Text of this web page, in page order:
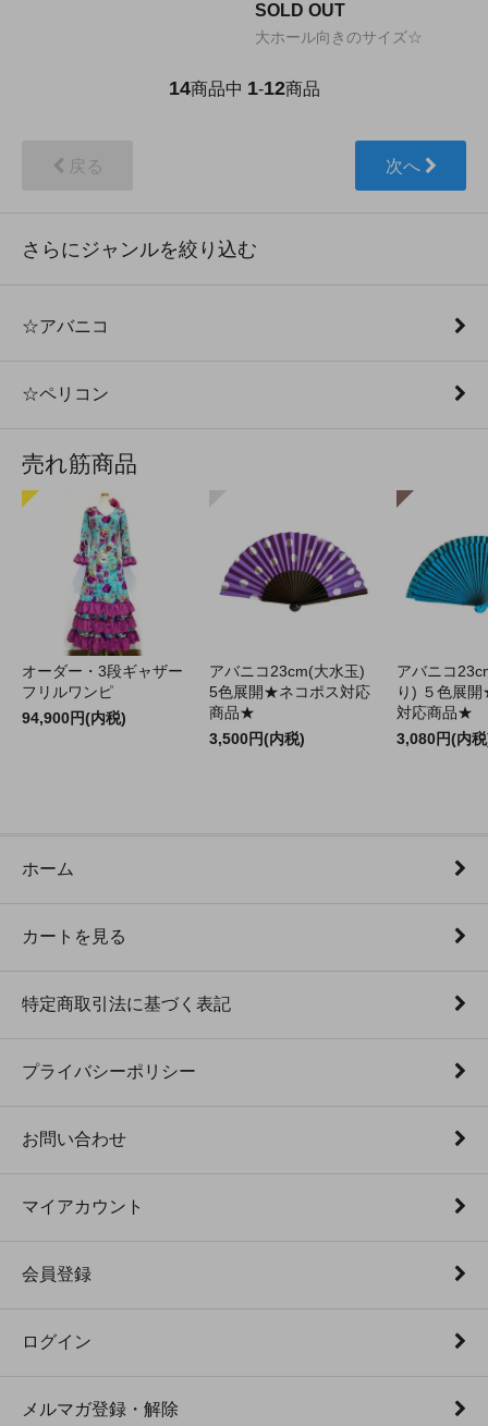
SOLD OUT
大ホール向きのサイズ☆
14商品中 1-12商品
戻る 次へ
さらにジャンルを絞り込む
☆アバニコ
☆ペリコン
売れ筋商品
オーダー・3段ギャザー
フリルワンピ
94,900円(内税)
アバニコ23cm(大水玉)
5色展開★ネコポス対応
商品★
3,500円(内税)
アバニコ
り) ５色展
対応商品★
3,080円(内
ホーム
カートを見る
特定商取引法に基づく表記
プライバシーポリシー
お問い合わせ
マイアカウント
会員登録
ログイン
メルマガ登録・解除